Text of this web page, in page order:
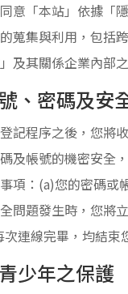
意「本站」依據「
蒐集與利用，包括
及其關係企業內部
、密碼及安
記程序之後，您將
及帳號的機密安全
項：(a)您的密碼或
問題發生時，您將
連線完畢，均結束
少年之保護